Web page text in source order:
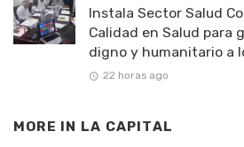
Instala Sector Salud
Calidad en Salud para
digno y humanitario a
22 horas ago
MORE IN LA CAPITAL